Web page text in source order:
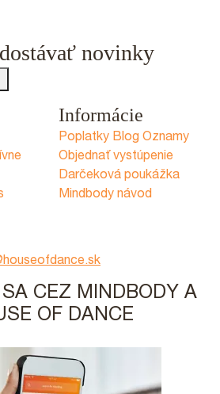
novinky
Informácie
Poplatky Blog Oznamy
Objednať vystúpenie
Darčeková poukážka
Mindbody návod
CEZ MINDBODY A
OF DANCE